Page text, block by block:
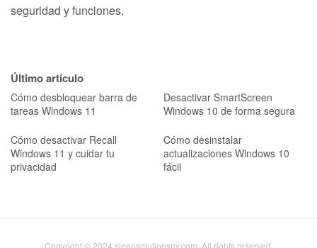
seguridad y funciones.
Último artículo
Cómo desbloquear barra de
tareas Windows 11
Desactivar SmartScreen
Windows 10 de forma segura
Cómo desactivar Recall
Windows 11 y cuidar tu
privacidad
Cómo desinstalar
actualizaciones Windows 10
fácil
Copyright © 2024 sleepsolutionsnv.com. All rights reserved.